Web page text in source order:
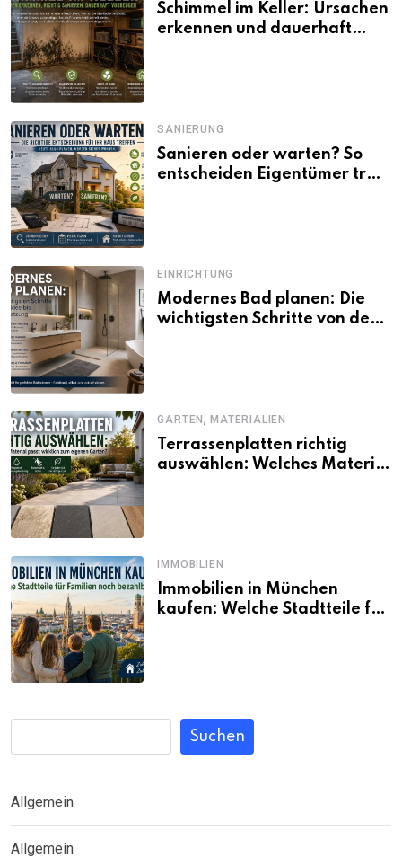
Schimmel im Keller: Ursachen
erkennen und dauerhaft
SANIERUNG
Sanieren oder warten? So
entscheiden Eigentümer trotz
EINRICHTUNG
Modernes Bad planen: Die
wichtigsten Schritte von der
GARTEN,MATERIALIEN
Terrassenplatten richtig
auswählen: Welches Material
IMMOBILIEN
Immobilien in München
kaufen: Welche Stadtteile für
Suchen
Allgemein
Allgemein